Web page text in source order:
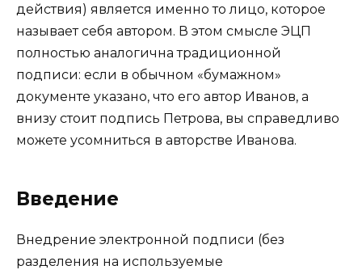
действия) является именно то лицо, которое
называет себя автором. В этом смысле ЭЦП
полностью аналогична традиционной
подписи: если в обычном «бумажном»
документе указано, что его автор Иванов, а
внизу стоит подпись Петрова, вы справедливо
можете усомниться в авторстве Иванова.
Введение
Внедрение электронной подписи (без
разделения на используемые